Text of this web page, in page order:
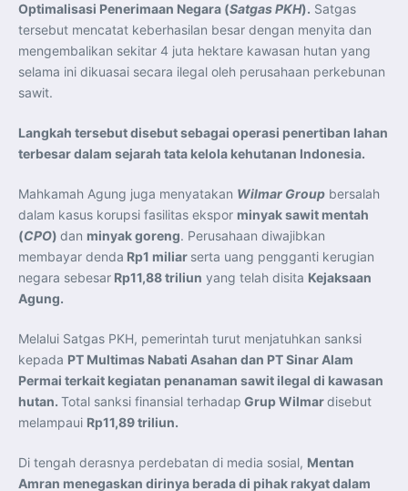
Optimalisasi Penerimaan Negara (Satgas PKH). Satgas
tersebut mencatat keberhasilan besar dengan menyita dan
mengembalikan sekitar 4 juta hektare kawasan hutan yang
selama ini dikuasai secara ilegal oleh perusahaan perkebunan
sawit.
Langkah tersebut disebut sebagai operasi penertiban lahan
terbesar dalam sejarah tata kelola kehutanan Indonesia.
Mahkamah Agung juga menyatakan Wilmar Group bersalah
dalam kasus korupsi fasilitas ekspor minyak sawit mentah
(CPO) dan minyak goreng. Perusahaan diwajibkan
membayar denda Rp1 miliar serta uang pengganti kerugian
negara sebesar Rp11,88 triliun yang telah disita Kejaksaan
Agung.
Melalui Satgas PKH, pemerintah turut menjatuhkan sanksi
kepada PT Multimas Nabati Asahan dan PT Sinar Alam
Permai terkait kegiatan penanaman sawit ilegal di kawasan
hutan. Total sanksi finansial terhadap Grup Wilmardisebut
melampaui Rp11,89 triliun.
Di tengah derasnya perdebatan di media sosial, Mentan
Amran menegaskan dirinya berada di pihak rakyat dalam